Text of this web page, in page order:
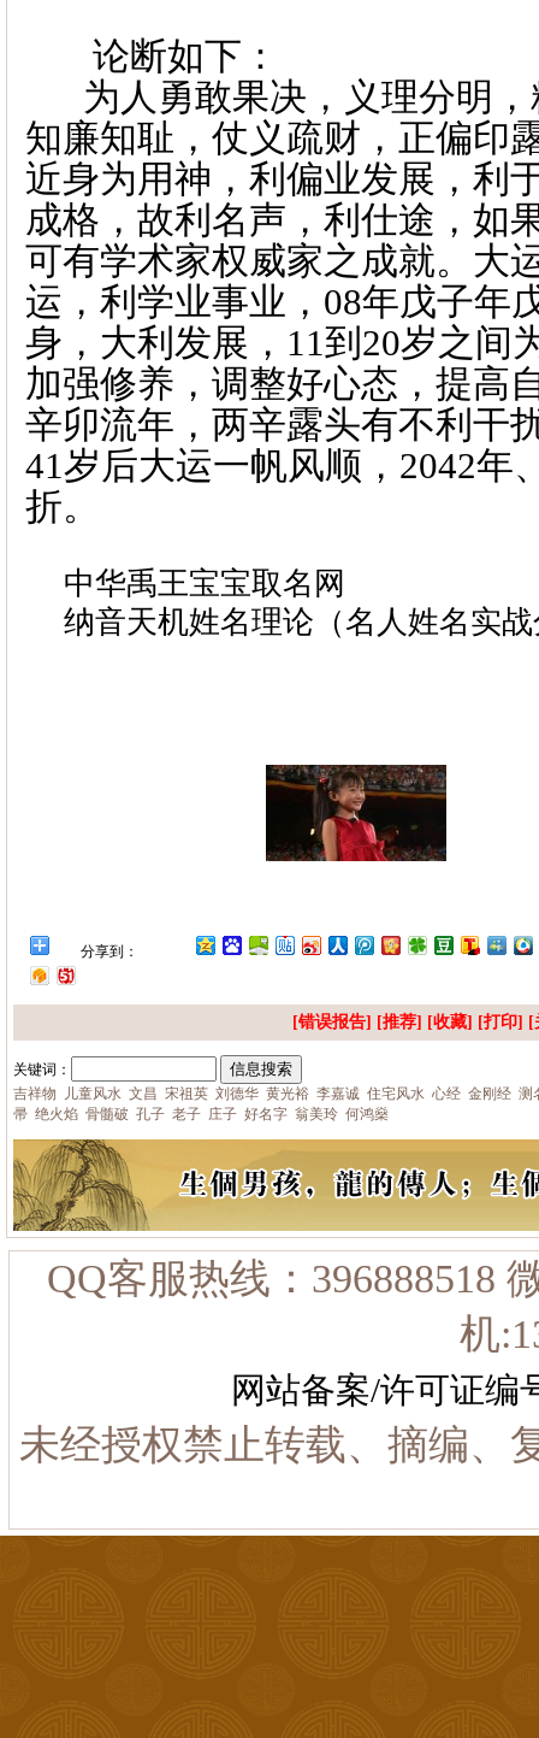
论断如下：
为人勇敢果决，义理分明
知廉知耻，仗义疏财，正偏印
近身为用神，利偏业发展，利
成格，故利名声，利仕途，如
可有学术家权威家之成就。大
运，利学业事业， 08年戊子年
身，大利发展， 11到 20岁之间
加强修养，调整好心态，提高
辛卯流年，两辛露头有不利干
41岁后大运一帆风顺， 2042年
折。
中华禹王宝宝取名网
纳音天机姓名理论（名人姓名实
分享到：
[错误报告] [推荐] [收藏] [打印] [
关键词：
吉祥物
儿童风水 文昌 宋祖英 刘德华 黄光裕 李嘉诚 住宅风水 心经 金刚经 测
帚 绝火焰 骨髓破 孔子 老子 庄子 好名字 翁美玲 何鸿燊
QQ客服热线：396888518
机
网站备案/许可证编
未经授权禁止转载、摘编、